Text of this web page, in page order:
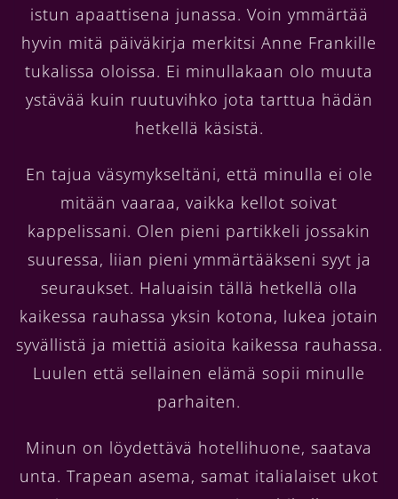
istun apaattisena junassa. Voin ymmärtää
hyvin mitä päiväkirja merkitsi Anne Frankille
tukalissa oloissa. Ei minullakaan olo muuta
ystävää kuin ruutuvihko jota tarttua hädän
hetkellä käsistä.
En tajua väsymykseltäni, että minulla ei ole
mitään vaaraa, vaikka kellot soivat
kappelissani. Olen pieni partikkeli jossakin
suuressa, liian pieni ymmärtääkseni syyt ja
seuraukset. Haluaisin tällä hetkellä olla
kaikessa rauhassa yksin kotona, lukea jotain
syvällistä ja miettiä asioita kaikessa rauhassa.
Luulen että sellainen elämä sopii minulle
parhaiten.
Minun on löydettävä hotellihuone, saatava
unta. Trapean asema, samat italialaiset ukot